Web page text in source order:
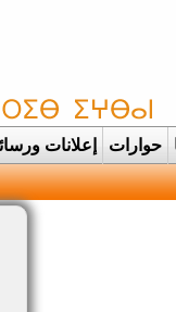
حوارات إعلانات